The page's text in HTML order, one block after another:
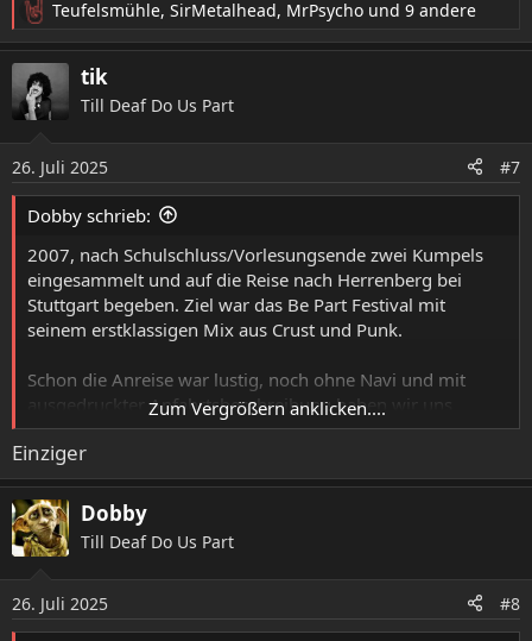
R
e
a
k
t
n
e
n
Teufelsmühle, SirMetalhead, MrPsycho und 9 andere
tik
Till Deaf Do Us Part
26. Juli 2025 #7
Dobby schrieb:
2007, nach Schulschluss/Vorlesungsende zwei Kumpels
eingesammelt und auf die Reise nach Herrenberg bei
Stuttgart begeben. Ziel war das Be Part Festival mit
seinem erstklassigen Mix aus Crust und Punk.
Schon die Anreise war lustig, noch ohne Navi und mit
ausgedruckter Anfahrtsbeschreibung haben wir uns
erstmal schön verfahren und sind irgendwie nur von
Hinten an die Nähe der Location und den Zeltplatz
gekommen. Leider standen wir aber in einer Sackgasse
und vor uns führte nur ein kleiner Fußgängertunnel,
bestimmt 50m, zum erlösenden Festivalgelände. In
Ermangelung von Ortskenntnis und Geduld haben wir uns
dann entschieden, mit dem Punto uns durch diesen
Tunnel zu zwängen um das zu sehende Ziel nicht aus dem
Sichtfeld zu verlieren. Die Blicke der anderen Zeltenden
Zum Vergrößern anklicken....
Einziger
Dobby
Till Deaf Do Us Part
26. Juli 2025 #8